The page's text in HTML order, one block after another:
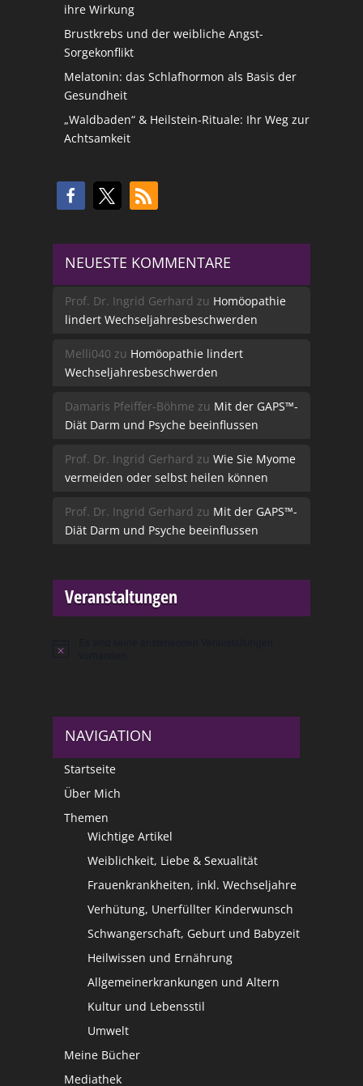
ihre Wirkung
Brustkrebs und der weibliche Angst-
Sorgekonflikt
Melatonin: das Schlafhormon als Basis der
Gesundheit
„Waldbaden“ & Heilstein-Rituale: Ihr Weg zur
Achtsamkeit
NEUESTE KOMMENTARE
Prof. Dr. Ingrid Gerhard zu Homöopathie
lindert Wechseljahresbeschwerden
Melli040 zu Homöopathie lindert
Wechseljahresbeschwerden
Damaris Pfeiffer-Böhme zu Mit der GAPS™-
Diät Darm und Psyche beeinflussen
Prof. Dr. Ingrid Gerhard zu Wie Sie Myome
vermeiden oder selbst heilen können
Prof. Dr. Ingrid Gerhard zu Mit der GAPS™-
Diät Darm und Psyche beeinflussen
Veranstaltungen
Hinweis
NAVIGATION
Startseite
Über Mich
Themen
Wichtige Artikel
Weiblichkeit, Liebe & Sexualität
Frauenkrankheiten, inkl. Wechseljahre
Verhütung, Unerfüllter Kinderwunsch
Schwangerschaft, Geburt und Babyzeit
Heilwissen und Ernährung
Allgemeinerkrankungen und Altern
Kultur und Lebensstil
Umwelt
Meine Bücher
Mediathek